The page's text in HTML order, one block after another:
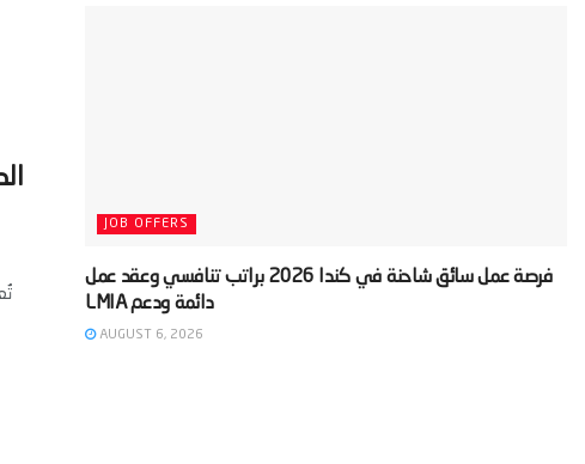
JOB OFFERS
‫فرصة عمل سائق شاحنة في كندا 2026 براتب تنافسي وعقد عمل
دائمة ودعم LMIA‬
AUGUST 6, 2026